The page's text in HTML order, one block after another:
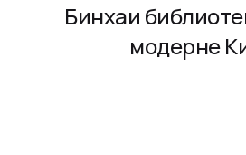
Бинхаи
модерне